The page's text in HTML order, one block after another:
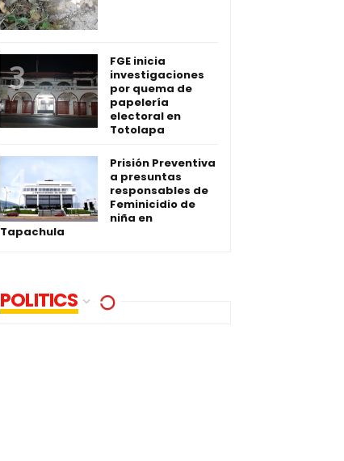
FGE inicia
investigaciones
por quema de
papelería
electoral en
Totolapa
Prisión Preventiva
a presuntas
responsables de
Feminicidio de
niña en
Tapachula
POLITICS